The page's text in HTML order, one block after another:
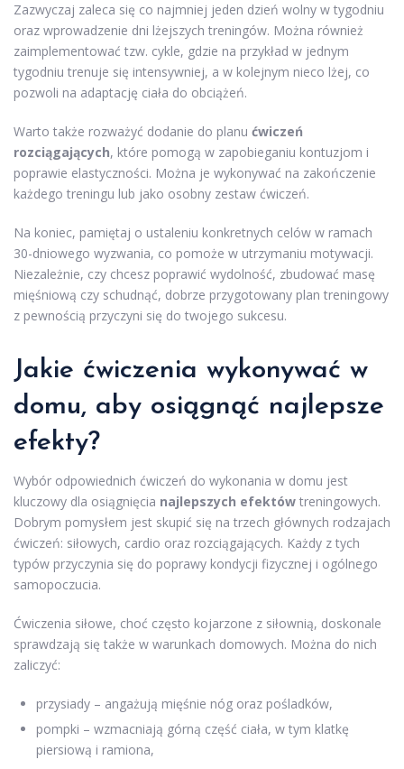
Zazwyczaj zaleca się co najmniej jeden dzień wolny w tygodniu
oraz wprowadzenie dni lżejszych treningów. Można również
zaimplementować tzw. cykle, gdzie na przykład w jednym
tygodniu trenuje się intensywniej, a w kolejnym nieco lżej, co
pozwoli na adaptację ciała do obciążeń.
Warto także rozważyć dodanie do planu ćwiczeń
rozciągających, które pomogą w zapobieganiu kontuzjom i
poprawie elastyczności. Można je wykonywać na zakończenie
każdego treningu lub jako osobny zestaw ćwiczeń.
Na koniec, pamiętaj o ustaleniu konkretnych celów w ramach
30-dniowego wyzwania, co pomoże w utrzymaniu motywacji.
Niezależnie, czy chcesz poprawić wydolność, zbudować masę
mięśniową czy schudnąć, dobrze przygotowany plan treningowy
z pewnością przyczyni się do twojego sukcesu.
Jakie ćwiczenia wykonywać w
domu, aby osiągnąć najlepsze
efekty?
Wybór odpowiednich ćwiczeń do wykonania w domu jest
kluczowy dla osiągnięcia najlepszych efektów treningowych.
Dobrym pomysłem jest skupić się na trzech głównych rodzajach
ćwiczeń: siłowych, cardio oraz rozciągających. Każdy z tych
typów przyczynia się do poprawy kondycji fizycznej i ogólnego
samopoczucia.
Ćwiczenia siłowe, choć często kojarzone z siłownią, doskonale
sprawdzają się także w warunkach domowych. Można do nich
zaliczyć:
przysiady – angażują mięśnie nóg oraz pośladków,
pompki – wzmacniają górną część ciała, w tym klatkę
piersiową i ramiona,